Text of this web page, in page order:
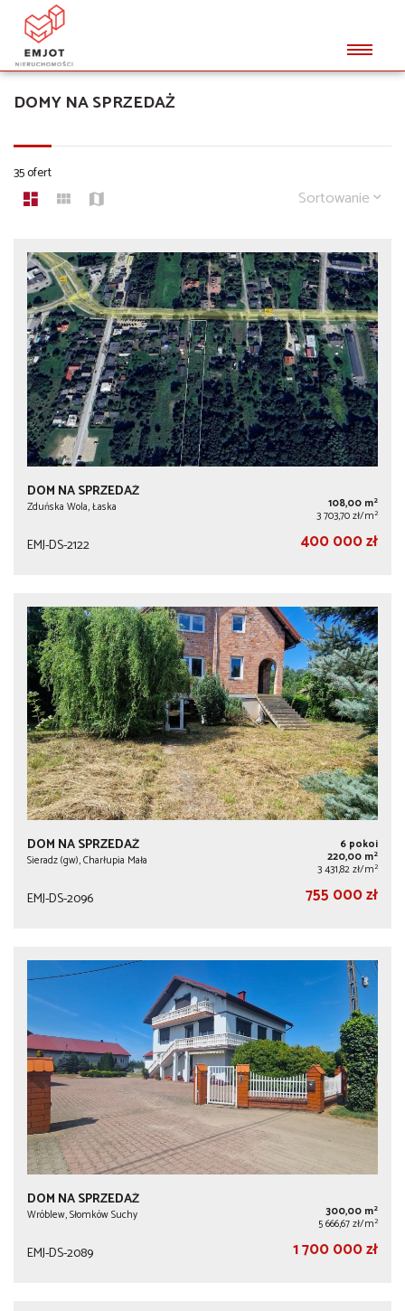
DOMY NA SPRZEDAŻ
35 ofert
Sortowanie
DOM NA SPRZEDAŻ
Zduńska Wola, Łaska 108,00 m2
3 703,70 zł/m2
EMJ-DS-2122 400 000 zł
DOM NA SPRZEDAŻ
Sieradz (gw), Charłupia Mała
6 pokoi
220,00 m2
3 431,82 zł/m2
EMJ-DS-2096 755 000 zł
DOM NA SPRZEDAŻ
Wróblew, Słomków Suchy 300,00 m2
5 666,67 zł/m2
EMJ-DS-2089 1 700 000 zł